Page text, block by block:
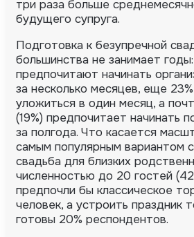
три раза больше
будущего супруга.
Подготовка к безупречной
большинства не занимает
предпочитают начинать
за несколько месяцев, еще
уложиться в один месяц, а
(19%) предпочитает начинать
за полгода. Что касается
самым популярным вариантом
свадьба для близких
численностью до 20 гостей
предпочли бы классическое
человек, а устроить праздник
готовы 20% респондентов.